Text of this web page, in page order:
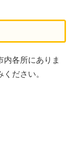
内各所にありま
ださい。